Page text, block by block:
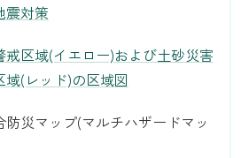
震対策
戒区域(イエロー)および土砂災害
域(レッド)の区域図
防災マップ(マルチハザードマッ